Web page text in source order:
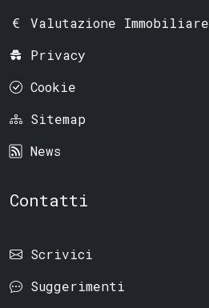
Valutazione Immobiliare
Privacy
Cookie
Sitemap
News
Contatti
Scrivici
Suggerimenti